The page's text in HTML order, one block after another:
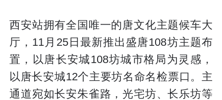
西安站拥有全国唯一的唐文化主题候车大
厅，11月25日最新推出盛唐108坊主题布
置，以唐长安城108坊城市格局为灵感，
以唐长安城12个主要坊名命名检票口。主
通道宛如长安朱雀路，光宅坊、长乐坊等